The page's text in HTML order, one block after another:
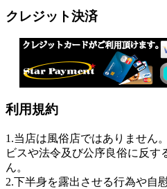
クレジット決済
利用規約
1.当店は風俗店ではありません
ビスや法令及び公序良俗に反
ん。
2.下半身を露出させる行為や自